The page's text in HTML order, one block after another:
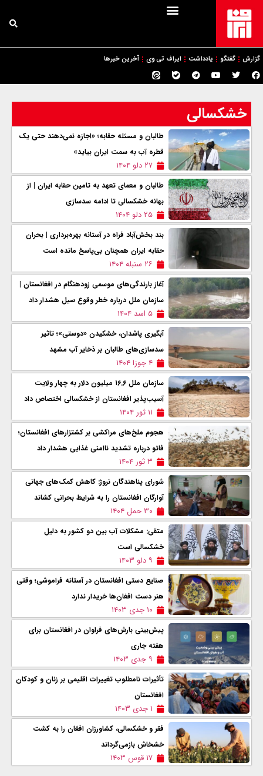
گزارش گفتگو یادداشت ایراف تی وی آخرین خبرها
خشکسالی
طالبان و مسئله حقابه؛ «اجازه نمی‌دهند حتی یک
قطره آب به سمت ایران بیاید»
۲۷ دلو ۱۴۰۴
طالبان و معمای تعهد به تامین حقابه ایران | از
بهانه خشکسالی تا ادامه سدسازی
۲۵ دلو ۱۴۰۴
بند بخش‌آباد فراه در آستانه بهره‌برداری | بحران
حقابه ایران همچنان بی‌پاسخ مانده است
۲۶ سنبله ۱۴۰۴
آغاز بارندگی‌های موسمی زودهنگام در افغانستان |
سازمان ملل درباره خطر وقوع سیل هشدار داد
۵ اسد ۱۴۰۴
آبگیری پاشدان، خشکیدن «دوستی»؛ تاثیر
سدسازی‌های طالبان بر ذخایر آب مشهد
۴ جوزا ۱۴۰۴
سازمان ملل ۱۶.۶ میلیون دلار به چهار ولایت
آسیب‌پذیر افغانستان از خشکسالی اختصاص داد
۱۱ ثور ۱۴۰۴
هجوم ملخ‌های مراکشی بر کشتزارهای افغانستان؛
فائو درباره تشدید ناامنی غذایی هشدار داد
۳ ثور ۱۴۰۴
شورای پناهندگان نروژ: کاهش کمک‌های جهانی
آوارگان افغانستان را به شرایط بحرانی کشاند
۳۰ حمل ۱۴۰۴
متقی: مشکلات آب بین دو کشور به دلیل
خشکسالی است
۹ دلو ۱۴۰۳
صنایع دستی افغانستان در آستانه فراموشی؛ وقتی
هنر دست افغان‌ها خریدار ندارد
۱۰ جدی ۱۴۰۳
پیش‌بینی بارش‌های فراوان در افغانستان برای
هفته جاری
۹ جدی ۱۴۰۳
تأثیرات نامطلوب تغییرات اقلیمی بر زنان و کودکان
افغانستان
۱ جدی ۱۴۰۳
فقر و خشکسالی، کشاورزان افغان را به کشت
خشخاش بازمی‌گرداند
۱۷ قوس ۱۴۰۳